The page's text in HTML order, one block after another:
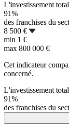
L'investissement
91%
des franchises du
8 500 €
min 1 €
max 800 000 €
Cet indicateur
concerné.
L'investissement
91%
des franchises du